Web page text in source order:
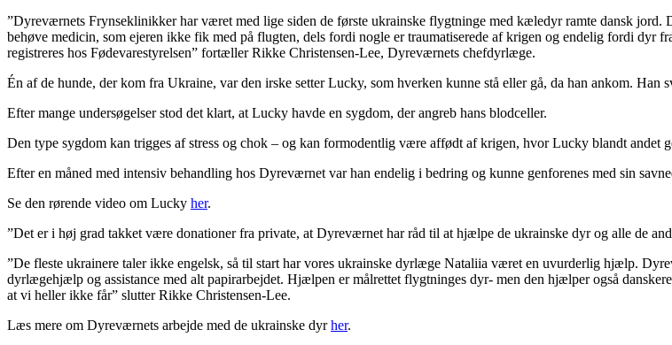
”Dyreværnets Frynseklinikker har været med lige siden de første ukrainske flygtninge med kæledyr ramte dansk
behøve medicin, som ejeren ikke fik med på flugten, dels fordi nogle er traumatiserede af krigen og endelig fordi dyr
registreres hos Fødevarestyrelsen” fortæller Rikke Christensen-Lee, Dyreværnets chefdyrlæge.
Én af de hunde, der kom fra Ukraine, var den irske setter Lucky, som hverken kunne stå eller gå, da han ankom.
Efter mange undersøgelser stod det klart, at Lucky havde en sygdom, der angreb hans blodceller.
Den type sygdom kan trigges af stress og chok – og kan formodentlig være affødt af krigen, hvor Lucky blandt andet
Efter en måned med intensiv behandling hos Dyreværnet var han endelig i bedring og kunne genforenes med sin
Se den rørende video om Lucky her.
”Det er i høj grad takket være donationer fra private, at Dyreværnet har råd til at hjælpe de ukrainske dyr og alle de
”De fleste ukrainere taler ikke engelsk, så til start har vores ukrainske dyrlæge Nataliia været en uvurderlig hjælp.
dyrlægehjælp og assistance med alt papirarbejdet. Hjælpen er målrettet flygtninges dyr- men den hjælper også
at vi heller ikke får” slutter Rikke Christensen-Lee.
Læs mere om Dyreværnets arbejde med de ukrainske dyrher.